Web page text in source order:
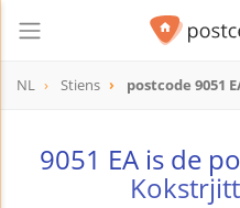
NL Stiens postcode 9051
9051 EA is de